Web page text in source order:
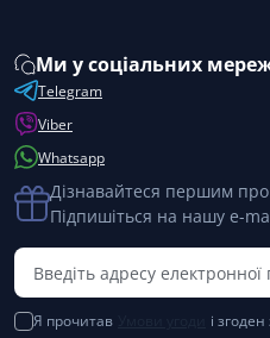
Ми у соціальних
Telegram
Viber
Whatsapp
Дізнавайтеся першим про
Підпишіться на нашу e-
Я прочитав і